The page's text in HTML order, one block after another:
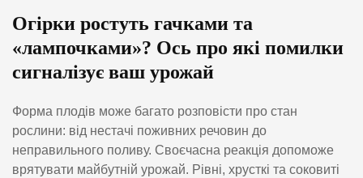
Огірки ростуть гачками та
«лампочками»? Ось про які помилки
сигналізує ваш урожай
Форма плодів може багато розповісти про стан
рослини: від нестачі поживних речовин до
неправильного поливу. Своєчасна реакція допоможе
врятувати майбутній урожай. Рівні, хрусткі та соковиті